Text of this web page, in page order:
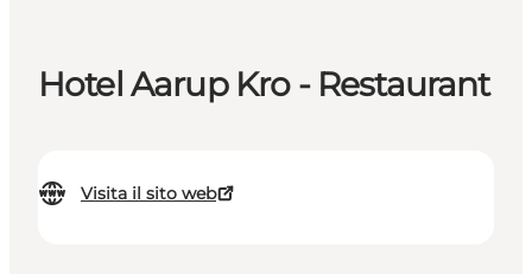
Hotel Aarup Kro - Restaurant
Visita il sito web